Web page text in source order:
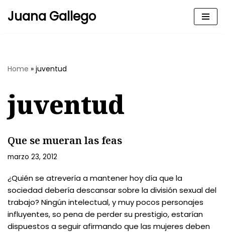
Juana Gallego
Home » juventud
juventud
Que se mueran las feas
marzo 23, 2012
¿Quién se atrevería a mantener hoy día que la
sociedad debería descansar sobre la división sexual del
trabajo? Ningún intelectual, y muy pocos personajes
influyentes, so pena de perder su prestigio, estarían
dispuestos a seguir afirmando que las mujeres deben